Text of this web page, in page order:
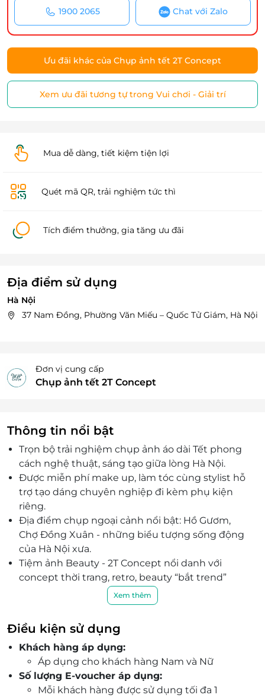
1900 2065 Chat với Zalo
Ưu đãi khác của Chụp ảnh tết 2T Concept
Xem ưu đãi tương tự trong Vui chơi - Giải trí
Mua dễ dàng, tiết kiệm tiện lợi
Quét mã QR, trải nghiệm tức thì
Tích điểm thưởng, gia tăng ưu đãi
Địa điểm sử dụng
Hà Nội
37 Nam Đồng, Phường Văn Miếu – Quốc Tử Giám, Hà Nội
Đơn vị cung cấp
Chụp ảnh tết 2T Concept
Thông tin nổi bật
Trọn bộ trải nghiệm chụp ảnh áo dài Tết phong
cách nghệ thuật, sáng tạo giữa lòng Hà Nội.
Được miễn phí make up, làm tóc cùng stylist hỗ
trợ tạo dáng chuyên nghiệp đi kèm phụ kiện
riêng.
Địa điểm chụp ngoại cảnh nổi bật: Hồ Gươm,
Chợ Đồng Xuân - những biểu tượng sống động
của Hà Nội xưa.
Tiệm ảnh Beauty - 2T Concept nổi danh với
concept thời trang, retro, beauty “bắt trend”
Gói chụp bao gồm 1 outfit riêng, toàn bộ file gốc
và 10 ảnh chỉnh sửa chuyên nghiệp.
Phù hợp với nhóm bạn, cặp đôi, cá nhân muốn
lưu giữ khoảnh khắc Tết cổ truyền đầy thi vị.
Không bao gồm chi phí đi lại và vé vào cổng –
khách hàng chủ động lịch trình linh hoạt.
Đặt vé ngay trên LifeLink để được xác nhận
Xem thêm
Điều kiện sử dụng
Khách hàng áp dụng:
Áp dụng cho khách hàng Nam và Nữ
Số lượng E-voucher áp dụng:
Mỗi khách hàng được sử dụng tối đa 1